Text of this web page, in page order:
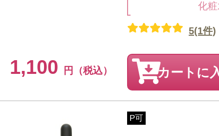
化
1,100 円（税込）
5(1件)
カートに
P可